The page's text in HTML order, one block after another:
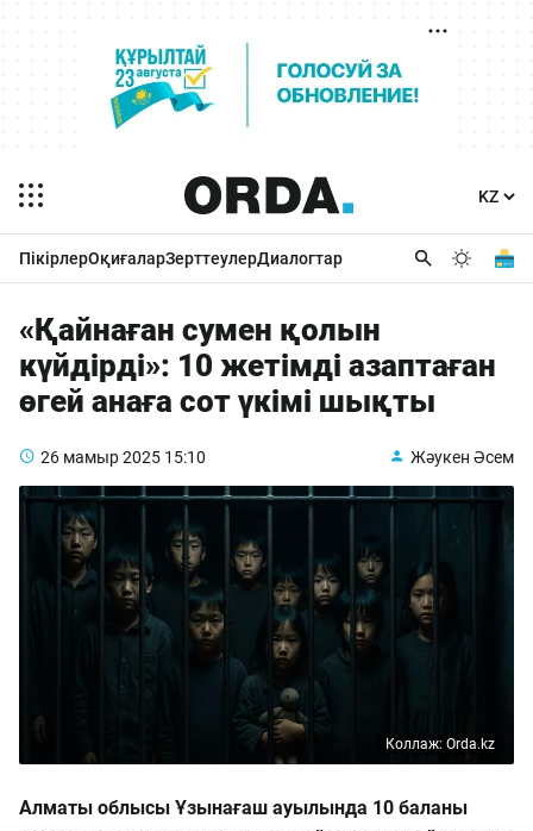
ПікірлерОқиғаларЗерттеулерДиалогтар
«Қайнаған сумен қолын
күйдірді»: 10 жетімді азаптаған
өгей анаға сот үкімі шықты
26 мамыр 2025 15:10 Жәукен Әсем
Коллаж: Orda.kz
Алматы облысы Ұзынағаш ауылында 10 баланы